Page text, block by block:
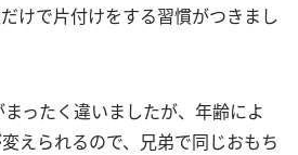
けで片付けをする習慣がつきまし
ったく違いましたが、年齢によ
えられるので、兄弟で同じおもち